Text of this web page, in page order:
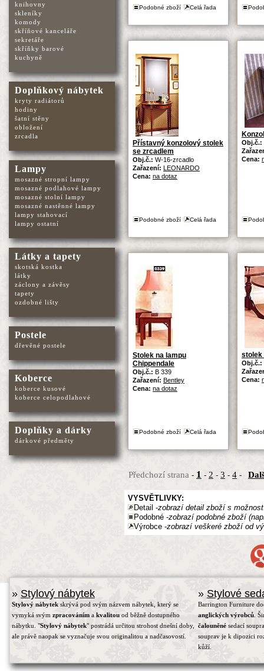
Podobné zboží Celá řada
Přístavný konzolový stolek
se zrcadlem
Obj.č.: W-16-zrcadlo
Zařazení: LEONARDO
Cena: na dotaz
Podobné zboží Celá řada
Obj.č.:
Cena:
Stolek na lampu
Chippendale
Obj.č.: B 339
Zařazení: Bentley
Cena: na dotaz
Podobné zboží Celá řada
stolek
Obj.č.:
Cena:
Předchozí strana - 1 - 2 - 3 - 4-
VYSVĚTLIVKY:
Detail -zobrazí detail zboží s
Podobné -zobrazí podobné zboží
Výrobce -zobrazí veškeré zboží od
knihovny
skleníky
komody
skříňové kanceláře
sekretáře
skříňky barové
kuchyně
Doplňkový nábytek
kryty radiátorů
hodiny
šatní stěny
obložení
zrcadla
Lampy
mosazné stropní lampy
mosazné podlahové lampy
mosazné stolní lampy
mosazné nastěnné lampy
lampy stahovací
lampy ostatní
Látky a tapety
skotská kostka
látky
záclony a závěsy
tapety
ozdobné lišty
Postele
dřevěné postele
Koberce
koberce kusové
koberce celopodlahové
Doplňky a dárky
dárkové předměty
» Stylový nábytek
Stylový nábytek skrývá pod svým názvem nábytek, který se
vymyká svým zpracováním a kvalitou od běžně dostupného
nábytku. "Stylový nábytek" postrádá určitou strohost dnešní doby,
ale právě naopak se vyznačuje svou originalitou a nadčasovostí.
» Stylové
Barrington Furniture
anglických výrobců.
čalouněnésedací
souprav je k dipozici
kůží.